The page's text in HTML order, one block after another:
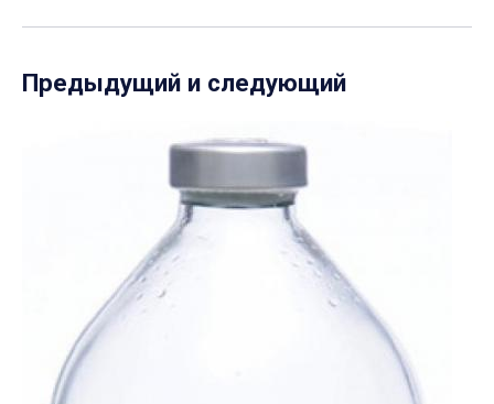
Предыдущий и следующий